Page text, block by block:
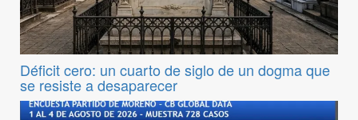
Déficit cero: un cuarto de siglo de un dogma que
se resiste a desaparecer